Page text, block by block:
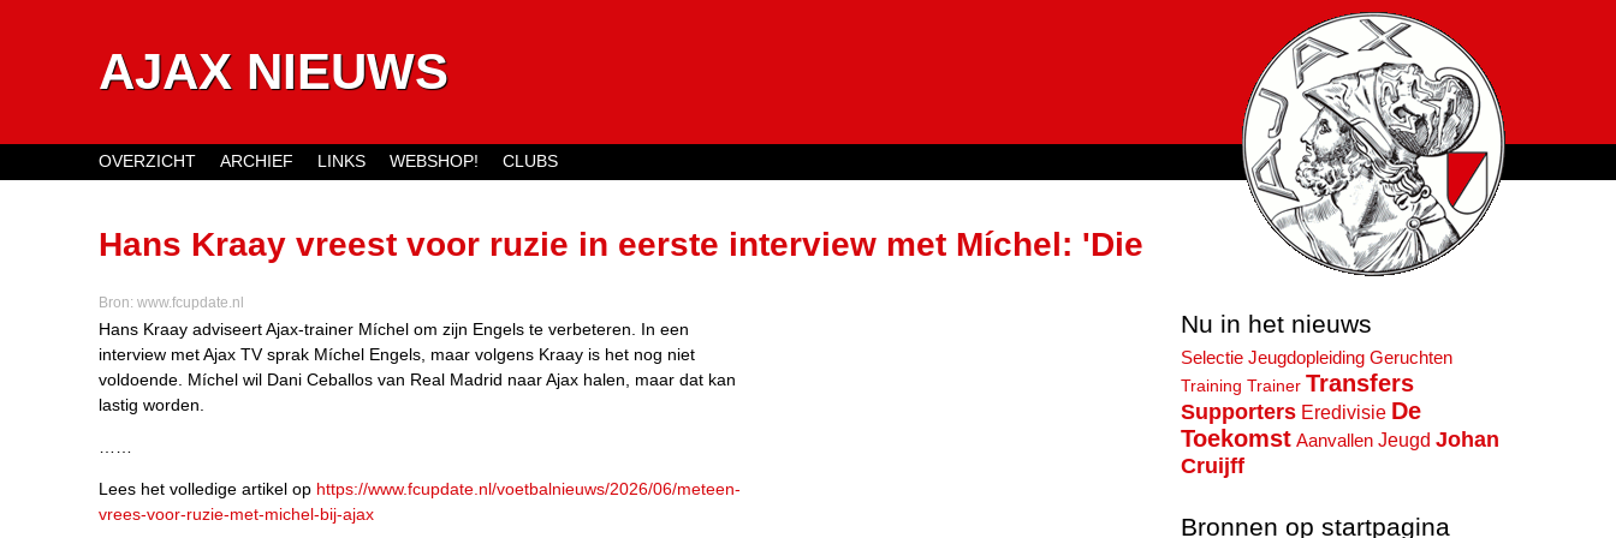
AJAX NIEUWS
Hans Kraay vreest voor ruzie in eerste interview met Míchel: 'Die
vraag moet ik niet stellen'
Bron: www.fcupdate.nl
Hans Kraay adviseert Ajax-trainer Míchel om zijn Engels te verbeteren. In een
interview met Ajax TV sprak Míchel Engels, maar volgens Kraay is het nog niet
voldoende. Míchel wil Dani Ceballos van Real Madrid naar Ajax halen, maar dat kan
lastig worden.
Lees het volledige artikel op https://www.fcupdate.nl/voetbalnieuws/2026/06/meteen-
vrees-voor-ruzie-met-michel-bij-ajax
OVERZICHT ARCHIEF LINKS WEBSHOP! CLUBS
Nu in het nieuws
Selectie Jeugdopleiding Geruchten
Training Trainer Transfers
Supporters Eredivisie De
Toekomst Aanvallen Jeugd Johan
Cruijff
Bronnen op startpagina